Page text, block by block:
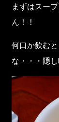
まずはスー
ん！！
何口か飲む
な・・・隠